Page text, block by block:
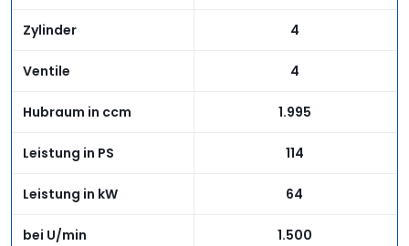
Zylinder 4
Ventile 4
Hubraum in ccm 1.995
Leistung in PS 114
Leistung in kW 64
bei U/min 1.500